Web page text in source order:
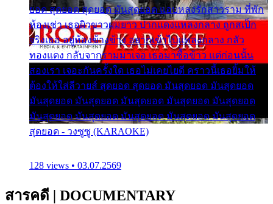
ยอด สุดยอด สุดยอด มันสุดยอด แอบหลงรักสาวราม ที่พัก
ห้องเช่า เธอผิวขาวผมยาว ปากแดงแหลงกลาง ถูกสเป็ก
จริงเธอ อยู่ห้องข้างข้าง อยากเข้าไปแหลงกลาง กลัว
ทองแดง กลับจากรามมาเจอ เธอมาซื้อข้าว แต่ก่อนนั้น
สองเรา เจอะกันครั้งใด เธอไม่เคยไยดี คราวนี้เธอยิ้มให้
ต้องให้ใส่ลีวายส์ สุดยอด สุดยอด มันสุดยอด มันสุดยอด
มันสุดยอด มันสุดยอด มันสุดยอด มันสุดยอด มันสุดยอด
มันสุดยอด มันสุดยอด มันสุดยอด มันสุดยอด มันสุดยอด
สุดยอด - วงซูซู (KARAOKE)
128 views • 03.07.2569
สารคดี | DOCUMENTARY